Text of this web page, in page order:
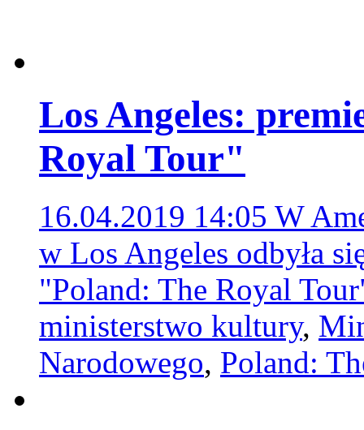
Los Angeles:
Royal Tour"
16.04.2019 14:05 W
w Los Angeles odbyła
"Poland: The Royal
ministerstwo kultury,
Narodowego, Poland: